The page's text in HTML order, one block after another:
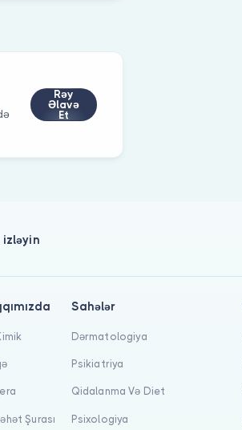
Rəy
Əlavə
Et
izləyin
Şurası
Sahələr
Dərmatologiya
Psikiatriya
Qidalanma Və Diet
Psixologiya